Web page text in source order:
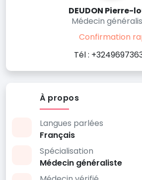
DEUDON Pierre-
Médecin
Confirmation
Tél :
À propos
Langues parlées
Français
Spécialisation
Médecin généraliste